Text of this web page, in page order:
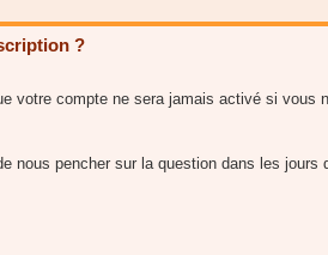
?
votre compte ne sera jamais activé si vous
nous pencher sur la question dans les jours